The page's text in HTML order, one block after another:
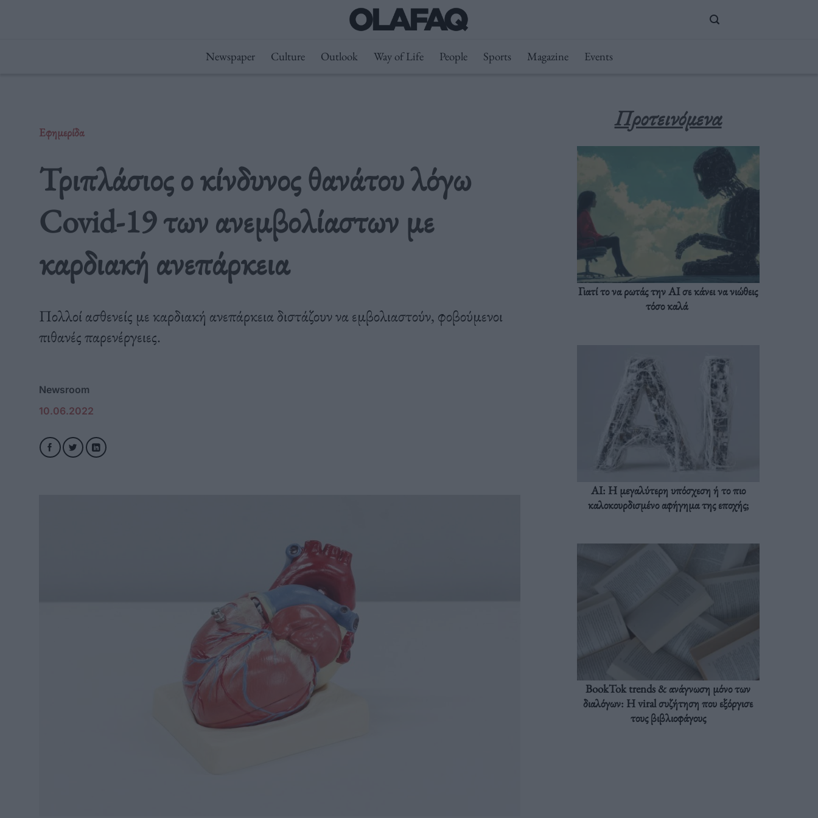
Newspaper Culture Outlook Way of Life People Sports Magazine Events
Εφημερίδα
Τριπλάσιος ο κίνδυνος θανάτου λόγω
Covid-19 των ανεμβολίαστων με
καρδιακή ανεπάρκεια
Πολλοί ασθενείς με καρδιακή ανεπάρκεια διστάζουν να εμβολιαστούν, φοβούμενοι
πιθανές παρενέργειες.
Newsroom
10.06.2022
Προτεινόμενα
Γιατί το να ρωτάς την AI σε κάνει να νιώθεις
τόσο καλά
AI: Η μεγαλύτερη υπόσχεση ή το πιο
καλοκουρδισμένο αφήγημα της εποχής;
BookTok trends & ανάγνωση μόνο των
διαλόγων: Η viral συζήτηση που εξόργισε
τους βιβλιοφάγους